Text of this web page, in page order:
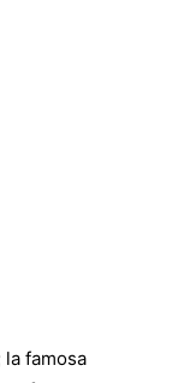
la famosa